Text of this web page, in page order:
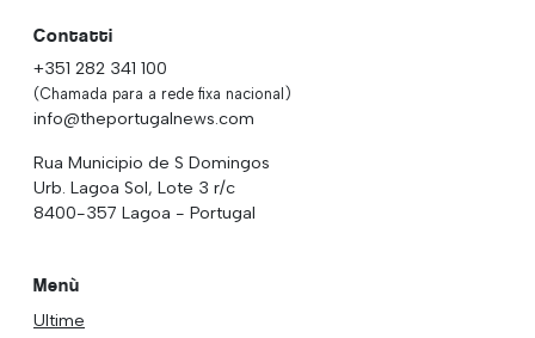
Contatti
+351 282 341 100
(Chamada para a rede fixa nacional)
info@theportugalnews.com
Rua Municipio de S Domingos
Urb. Lagoa Sol, Lote 3 r/c
8400-357 Lagoa - Portugal
Menù
Ultime